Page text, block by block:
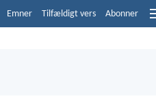
Emner Tilfældigt vers Abonner